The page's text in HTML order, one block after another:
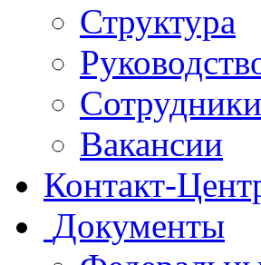
Структура
Сотрудники
Вакансии
Контакт-
Документы